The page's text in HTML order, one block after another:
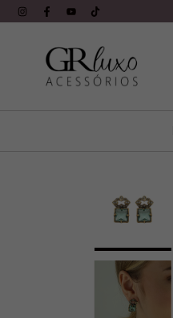
s/ juros em todos os cartões